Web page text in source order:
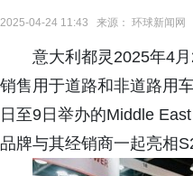
2025-04-24 11:43 来源： 环球新闻网
意大利都灵2025年4
销售用于道路和非道路用
日至9日举办的Middle
品牌与其经销商一起亮相